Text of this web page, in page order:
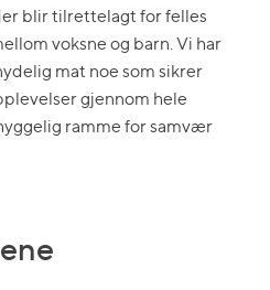
blir tilrettelagt for felles
voksne og barn. Vi har
mat noe som sikrer
gjennom hele
ramme for samvær